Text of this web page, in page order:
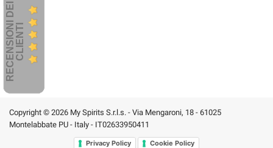
R
E
C
E
N
S
I
ON
I
D
E
I
C
L
I
E
N
TI
Copyright © 2026 My Spirits S.r.l.s. - Via Mengaroni, 18 - 61025
Montelabbate PU - Italy - IT02633950411
Privacy Policy Cookie Policy